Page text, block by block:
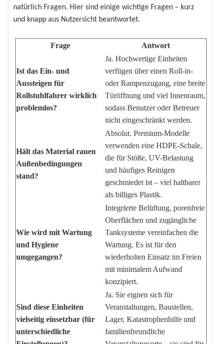
natürlich Fragen. Hier sind einige wichtige Fragen – kurz
und knapp aus Nutzersicht beantwortet.
Frage Antwort
Ist das Ein- und
Aussteigen für
Rollstuhlfahrer wirklich
problemlos?
Ja. Hochwertige Einheiten
verfügen über einen Roll-in-
oder Rampenzugang, eine breite
Türöffnung und viel Innenraum,
sodass Benutzer oder Betreuer
nicht eingeschränkt werden.
Hält das Material rauen
Außenbedingungen
stand?
Absolut. Premium-Modelle
verwenden eine HDPE-Schale,
die für Stöße, UV-Belastung
und häufiges Reinigen
geschmiedet ist – viel haltbarer
als billiges Plastik.
Wie wird mit Wartung
und Hygiene
umgegangen?
Integrierte Belüftung, porenfreie
Oberflächen und zugängliche
Tanksysteme vereinfachen die
Wartung. Es ist für den
wiederholten Einsatz im Freien
mit minimalem Aufwand
konzipiert.
Sind diese Einheiten
vielseitig einsetzbar (für
unterschiedliche
Ja. Sie eignen sich für
Veranstaltungen, Baustellen,
Lager, Katastrophenhilfe und
familienfreundliche